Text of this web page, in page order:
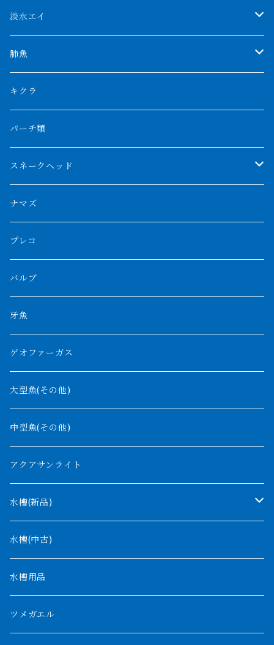
AGUS スーパーレッドF4
特殊アロワナ
厳選 過背金龍
フルゴールデンクロスバック
ブルーベースクロスバック
BILLY-KENオリジナルブランド紅龍
チョッパーレッド
ブルレッド
その他アジアアロワナ
特殊個体
紅龍
バンジャール
シルバーアロワナ
ブラックアロワナ
ノーザンバラムンディ
その他アロワナ
特殊ダトニオ
ダトニオプラスワン
リアルバンド
フォークバンド
フォーバータイガー
メニーバータイガー
ニューギニアダトニオ
モンスターポリプ
特殊ポリプ
プラチナ個体
ショート個体
ハイブリッドポリプ
エンドリケリー
ギニア
ナイジェリア
ナイルビチャー
ナポレオンビチャー
バロ川
ビキールビキール
トゥルカナ湖
オモ川
タンガニーカビチャー
アンソルギー
コウロントン
ラプラディ
ギニア
ナイジェリア
コンギクス
オルナティピンニス
コンゴ
タンガニーカ
ウィークシー
モケレンベンベ
デルヘッジ
ザイールグリーン
パルマス
淡水エイ
シナガワダイヤ
ダイヤモンドポルカ
クロコダイル
その他淡水エイ
肺魚
ネオケラ
その他肺魚
キクラ
パーチ類
スネークヘッド
チャンナバルカ
大型スネークヘッド
中型スネークヘッド
小型スネークヘッド
ナマズ
プレコ
バルブ
牙魚
ゲオファーガス
大型魚(その他)
中型魚(その他)
アクアサンライト
水槽(新品)
1200mm以下
1500mm
1800mm
水槽(中古)
水槽用品
ツメガエル